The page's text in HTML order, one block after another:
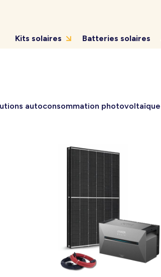
Kits solaires Batteries solaires
autoconsommation photovoltaïque